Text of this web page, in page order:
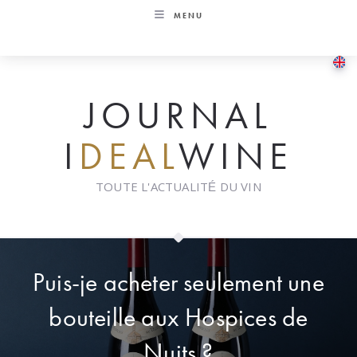
MENU
JOURNAL
I DEALWINE
TOUTE L'ACTUALITÉ DU VIN
Puis-je acheter seulement une
bouteille aux Hospices de